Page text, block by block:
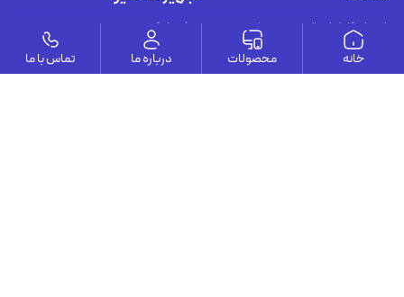
سوئیچ شبکه غیر مدیریتی
سوئیچ شبکه مدیریتی
سوئیچ شبکه POE
سوئیچ شبکه صنعتی
راهنمای کامل اتصال دوربین مدار بسته به
موبایل و کامپیوتر برای نظارت هوشمند و
مشکلات رایج در دوربین‌های مداربسته و
خانه محصولات درباره ما تماس با ما